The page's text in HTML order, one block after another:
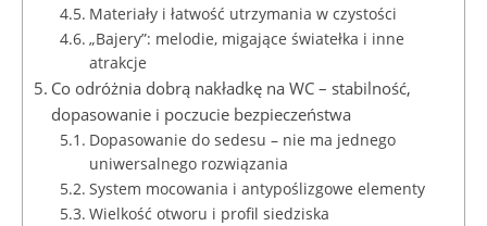
Materiały i łatwość utrzymania w czystości
„Bajery”: melodie, migające światełka i inne
atrakcje
Co odróżnia dobrą nakładkę na WC – stabilność,
dopasowanie i poczucie bezpieczeństwa
Dopasowanie do sedesu – nie ma jednego
uniwersalnego rozwiązania
System mocowania i antypoślizgowe elementy
Wielkość otworu i profil siedziska